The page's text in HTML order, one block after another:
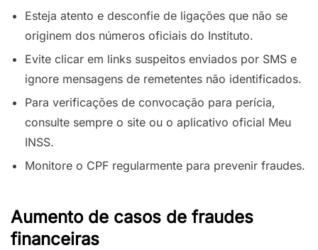
Esteja atento e desconfie de ligações que não se
originem dos números oficiais do Instituto.
Evite clicar em links suspeitos enviados por SMS e
ignore mensagens de remetentes não identificados.
Para verificações de convocação para perícia,
consulte sempre o site ou o aplicativo oficial Meu
INSS.
Monitore o CPF regularmente para prevenir fraudes.
Aumento de casos de fraudes
financeiras